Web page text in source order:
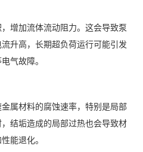
增加流体流动阻力。这会导致泵
升高，长期超负荷运行可能引发
气故障。
属材料的腐蚀速率，特别是局部
结垢造成的局部过热也会导致材
能退化。